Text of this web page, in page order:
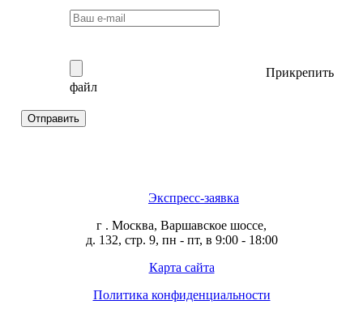
Прикрепить
файл
Отправить
Экспресс-заявка
г . Москва, Варшавское шоссе,
д. 132, стр. 9, пн - пт, в 9:00 - 18:00
Карта сайта
Политика конфиденциальности